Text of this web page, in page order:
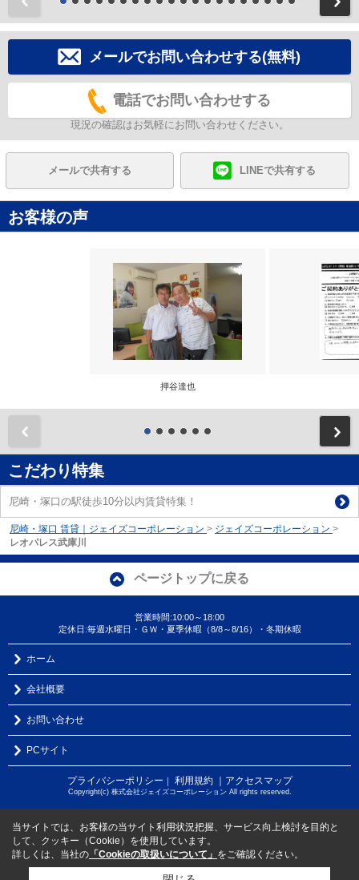
メールでお問い合わせする(無料)
電話でお問い合わせする
現況の確認はお気軽にお問い合わせください。
メールで共有する LINEで共有する
お客様の声
押谷達也
こだわり特集
尼崎・塚口の駅徒歩10分以内賃貸特集！
尼崎・塚口 賃貸｜ジェイズコーポレーション > ジェイズコーポレーション >
レオパレス武庫川
ページトップに戻る
営業時間:10:00～18:00
定休日:毎週水曜日・ＧＷ・夏季休暇（8/8～8/16）・冬期休暇
ホーム
会社概要
お問い合わせ
PCサイト
プライバシーポリシー 利用規約 ｜アクセスマップ
Copyright(c) 株式会社ジェイズコーポレーション All rights reserved.
当サイトでは、お客様の当サイト利用状況把握、サービス向上検討を目的と
して、クッキー（Cookie）を使用しています。
詳しくは、当社の 「Cookieの取扱いについて」 をご確認ください。